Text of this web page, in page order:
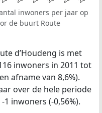
inwoners per jaar op
de buurt Route
d’Houdeng is met
inwoners in 2011 tot
afname van 8,6%).
over de hele periode
inwoners (-0,56%).